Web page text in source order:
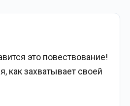
это повествование!
как захватывает своей